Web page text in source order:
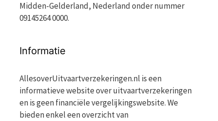
Midden-Gelderland, Nederland onder nummer
09145264 0000.
Informatie
AllesoverUitvaartverzekeringen.nl is een
informatieve website over uitvaartverzekeringen
en is geen financiële vergelijkingswebsite. We
bieden enkel een overzicht van